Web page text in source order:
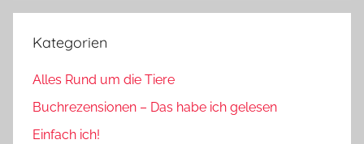
Kategorien
Alles Rund um die Tiere
Buchrezensionen – Das habe ich gelesen
Einfach ich!